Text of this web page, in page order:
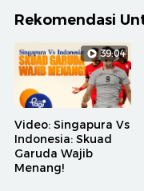
Rekomendasi
39:04
Video: Singapura Vs
Indonesia: Skuad
Garuda Wajib
Menang!